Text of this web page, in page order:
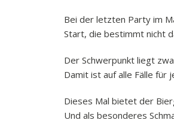
Bei der letzten Party im
Start, die bestimmt nicht
Der Schwerpunkt liegt
Damit ist auf alle Fälle für
Dieses Mal bietet der
Und als besonderes